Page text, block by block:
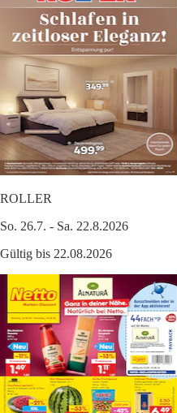
ROLLER
So. 26.7. - Sa. 22.8.2026
Gültig bis 22.08.2026